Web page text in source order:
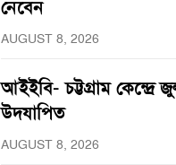
নেবেন
AUGUST 8, 2026
আইইবি- চট্টগ্রাম কেন্দ্রে
উদযাপিত
AUGUST 8, 2026